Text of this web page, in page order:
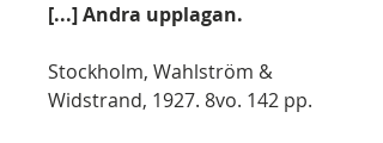
[...] Andra upplagan.
Stockholm, Wahlström &
Widstrand, 1927. 8vo. 142 pp.